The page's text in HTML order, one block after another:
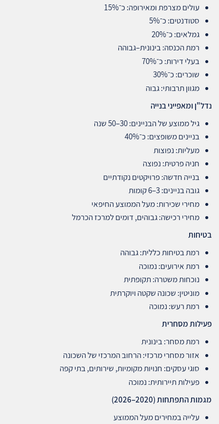
עולים מצרפת ומאירופה: כ־15%
סטודנטים: כ־5%
גמלאים: כ־20%
רמת הכנסה: בינונית–גבוהה
בעלי דירות: כ־70%
שוכרים: כ־30%
מגוון תרבותי: גבוה
נדל"ן ומאפייני בנייה
גיל ממוצע של הבניינים: 30–50 שנה
בניינים משופצים: כ־40%
מעליות: נפוצות
חניה פרטית: נפוצה
בנייה חדשה: פרויקטים נקודתיים
גובה בניינים: 3–6 קומות
מחירי שכירות: מעל הממוצע החיפאי
מחירי רכישה: גבוהים, דומים למרכז הכרמל
בטיחות
רמת בטיחות כללית: גבוהה
רמת אירועים: נמוכה
נוכחות משטרה: תקופתית
מוניטין: שכונה שקטה ויוקרתית
רמת רעש: נמוכה
פעילות מסחרית
רמת מסחר: בינונית
אזור מסחרי מרכזי: הרחוב המרכזי של השכונה
סוגי עסקים: חנויות מקומיות, שירותים, בתי קפה
פעילות תיירותית: נמוכה
מגמות התפתחות(2020–2026)
עלייה במחירים מעל הממוצע